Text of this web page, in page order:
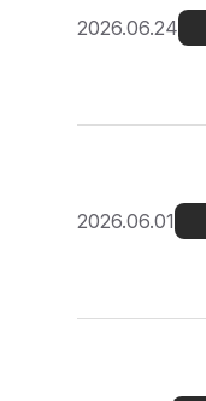
2026.06.24
2026.06.01